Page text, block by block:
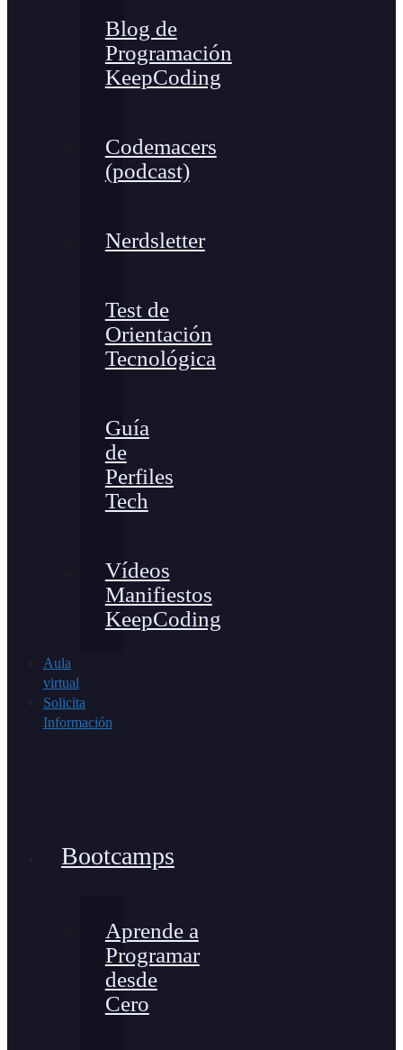
Blog de
Programación
KeepCoding
Codemacers
(podcast)
Nerdsletter
Test de
Orientación
Tecnológica
Guía
de
Perfiles
Tech
Vídeos
Manifiestos
KeepCoding
Aula
virtual
Solicita
Información
Bootcamps
Aprende a
Programar
desde
Cero